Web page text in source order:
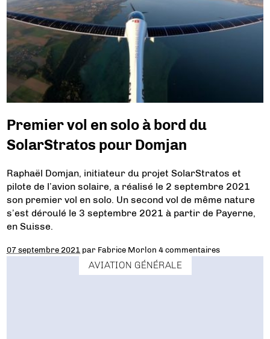
Premier vol en solo à bord du
SolarStratos pour Domjan
Raphaël Domjan, initiateur du projet SolarStratos et
pilote de l’avion solaire, a réalisé le 2 septembre 2021
son premier vol en solo. Un second vol de même nature
s’est déroulé le 3 septembre 2021 à partir de Payerne,
en Suisse.
07 septembre 2021 par Fabrice Morlon 4 commentaires
AVIATION GÉNÉRALE